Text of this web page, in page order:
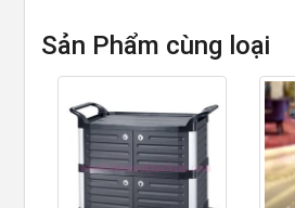
Sản Phẩm cùng loại